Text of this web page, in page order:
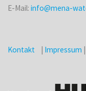
E-Mail:info@mena-
Kontakt | Impressum |